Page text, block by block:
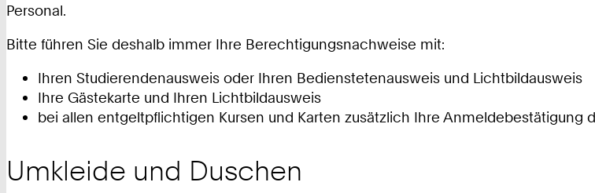
Personal.
Bitte führen Sie deshalb immer Ihre Berechtigungsnachweise mit:
Ihren Studierendenausweis oder Ihren Bedienstetenausweis und Lichtbildausweis
Ihre Gästekarte und Ihren Lichtbildausweis
bei allen entgeltpflichtigen Kursen und Karten zusätzlich Ihre Anmeldebestätigung
Umkleide und Duschen